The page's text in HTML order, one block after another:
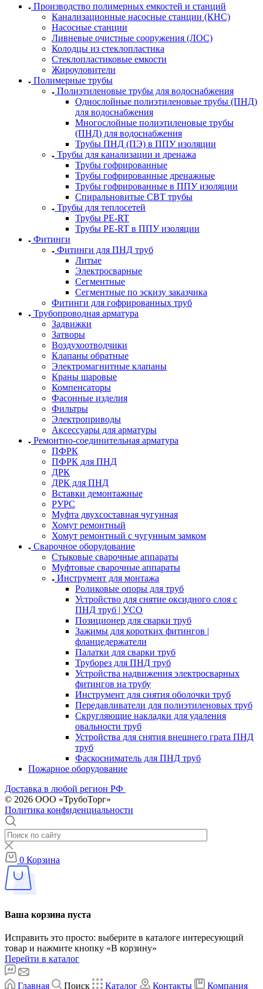
Производство полимерных емкостей и станций
Канализационные насосные станции (КНС)
Насосные станции
Ливневые очистные сооружения (ЛОС)
Колодцы из стеклопластика
Стеклопластиковые емкости
Жироуловители
Полимерные трубы
Полиэтиленовые трубы для водоснабжения
Однослойные полиэтиленовые трубы (ПНД)
для водоснабжения
Многослойные полиэтиленовые трубы
(ПНД) для водоснабжения
Трубы ПНД (ПЭ) в ППУ изоляции
Трубы для канализации и дренажа
Трубы гофрированные
Трубы гофрированные дренажные
Трубы гофрированные в ППУ изоляции
Спиральновитые СВТ трубы
Трубы для теплосетей
Трубы PE-RT
Трубы PE-RT в ППУ изоляции
Фитинги
Фитинги для ПНД труб
Литые
Электросварные
Сегментные
Сегментные по эскизу заказчика
Фитинги для гофрированных труб
Трубопроводная арматура
Задвижки
Затворы
Воздухоотводчики
Клапаны обратные
Электромагнитные клапаны
Краны шаровые
Компенсаторы
Фасонные изделия
Фильтры
Электроприводы
Аксессуары для арматуры
Ремонтно-соединительная арматура
ПФРК
ПФРК для ПНД
ДРК
ДРК для ПНД
Вставки демонтажные
РУРС
Муфта двухсоставная чугунная
Хомут ремонтный
Хомут ремонтный с чугунным замком
Сварочное оборудование
Стыковые сварочные аппараты
Муфтовые сварочные аппараты
Инструмент для монтажа
Роликовые опоры для труб
Устройство для снятие оксидного слоя с
ПНД труб | УСО
Позиционер для сварки труб
Зажимы для коротких фитингов |
фланцедержатели
Палатки для сварки труб
Труборез для ПНД труб
Устройства надвижения электросварных
фитингов на трубу
Инструмент для снятия оболочки труб
Передавливатели для полиэтиленовых труб
Скругляющие накладки для удаления
овальности труб
Устройства для снятия внешнего грата ПНД
труб
Фаскосниматель для ПНД труб
Пожарное оборудование
Доставка в любой регион РФ
© 2026 ООО «ТрубоТорг»
Политика конфиденциальности
0 Корзина
Ваша корзина пуста
Исправить это просто: выберите в каталоге интересующий
товар и нажмите кнопку «В корзину»
Перейти в каталог
Главная Поиск Каталог Контакты Компания